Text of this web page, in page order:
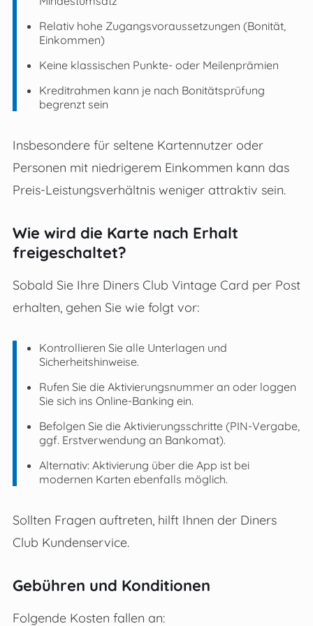
Relativ hohe Zugangsvoraussetzungen (Bonität,
Einkommen)
Keine klassischen Punkte- oder Meilenprämien
Kreditrahmen kann je nach Bonitätsprüfung
begrenzt sein
Insbesondere für seltene Kartennutzer oder
Personen mit niedrigerem Einkommen kann das
Preis-Leistungsverhältnis weniger attraktiv sein.
Wie wird die Karte nach Erhalt
freigeschaltet?
Sobald Sie Ihre Diners Club Vintage Card per Post
erhalten, gehen Sie wie folgt vor:
Kontrollieren Sie alle Unterlagen und
Sicherheitshinweise.
Rufen Sie die Aktivierungsnummer an oder loggen
Sie sich ins Online-Banking ein.
Befolgen Sie die Aktivierungsschritte (PIN-Vergabe,
ggf. Erstverwendung an Bankomat).
Alternativ: Aktivierung über die App ist bei
modernen Karten ebenfalls möglich.
Sollten Fragen auftreten, hilft Ihnen der Diners
Club Kundenservice.
Gebühren und Konditionen
Folgende Kosten fallen an: